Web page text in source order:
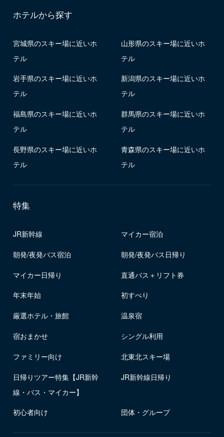
ホテルから探す
宮城県のスキー場に近いホ
テル
山形県のスキー場に近いホ
テル
岩手県のスキー場に近いホ
テル
新潟県のスキー場に近いホ
テル
福島県のスキー場に近いホ
テル
群馬県のスキー場に近いホ
テル
長野県のスキー場に近いホ
テル
青森県のスキー場に近いホ
テル
特集
JR新幹線 マイカー宿泊
朝発/夜発バス宿泊 朝発/夜発バス日帰り
マイカー日帰り 直通バス＋リフト券
年末年始 初すべり
厳選ホテル・旅館 温泉宿
宿おまかせ シングル利用
ファミリー向け 北東北スキー場
日帰りツアー特集【JR新幹
線・バス・マイカー】
JR新幹線日帰り
初心者向け 団体・グループ